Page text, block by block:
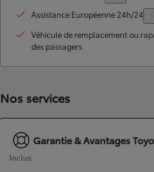
Assistance Européenne 24h/24
Véhicule de remplacement ou
des passagers
Nos services
Garantie & Avantages
Inclus